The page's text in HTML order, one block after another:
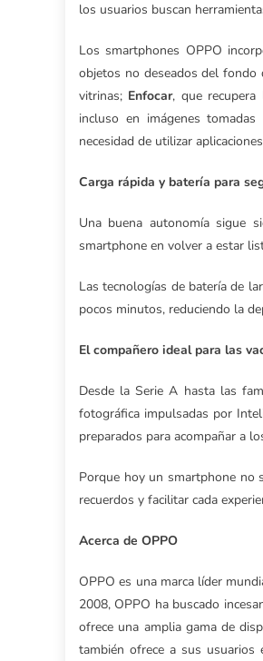
los usuarios buscan
Los smartphones OPPO
objetos no deseados del
vitrinas; Enfocar, que
incluso en imágenes
necesidad de utilizar
Carga rápida y batería para
Una buena autonomía sigue
smartphone en volver a estar
Las tecnologías de batería de
pocos minutos, reduciendo la
El compañero ideal para las
Desde la Serie A hasta las
fotográfica impulsadas por
preparados para acompañar a
Porque hoy un smartphone no
recuerdos y facilitar cada
Acerca de OPPO
OPPO es una marca líder
2008, OPPO ha buscado
ofrece una amplia gama de
también ofrece a sus